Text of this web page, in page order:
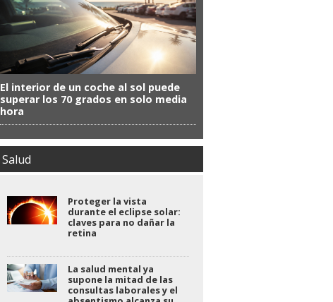
El interior de un coche al sol puede
superar los 70 grados en solo media
hora
Salud
Proteger la vista
durante el eclipse solar:
claves para no dañar la
retina
La salud mental ya
supone la mitad de las
consultas laborales y el